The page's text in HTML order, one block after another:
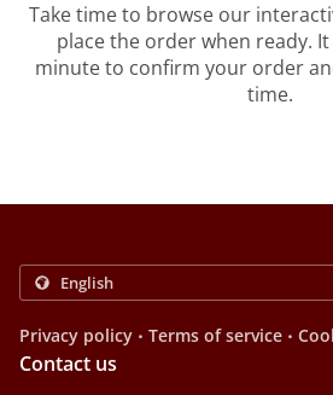
Take time to browse our
place the order when ready.
minute to confirm your order
time.
Privacy policy . Terms of service .
Contact us